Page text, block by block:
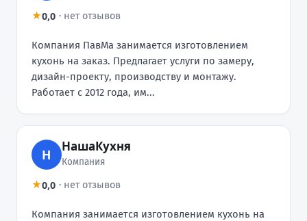
★0,0 · нет отзывов
Компания ПавМа занимается изготовлением
кухонь на заказ. Предлагает услуги по замеру,
дизайн-проекту, производству и монтажу.
Работает с 2012 года, им...
Н
НашаКухня
Компания
★0,0 · нет отзывов
Компания занимается изготовлением кухонь на